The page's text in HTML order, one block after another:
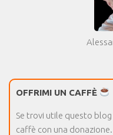
OFFRIMI UN CAFFÈ
Se trovi utile questo
caffè con una